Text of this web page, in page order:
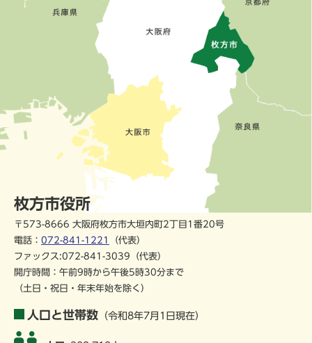
枚方市役所
〒573-8666 大阪府枚方市大垣内町2丁目1番20号
電話： 072-841-1221
（代表）
ファックス:072-841-3039（代表）
開庁時間：午前9時から午後5時30分まで
（土日・祝日・年末年始を除く）
人口と世帯数 （令和8年7月1日現在）